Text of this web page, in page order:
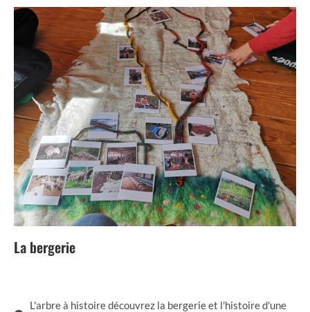
La bergerie
L'arbre à histoire découvrez la bergerie et l'histoire d'une